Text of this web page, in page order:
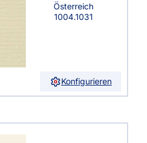
Österreich
1004.1031
Konfigurieren